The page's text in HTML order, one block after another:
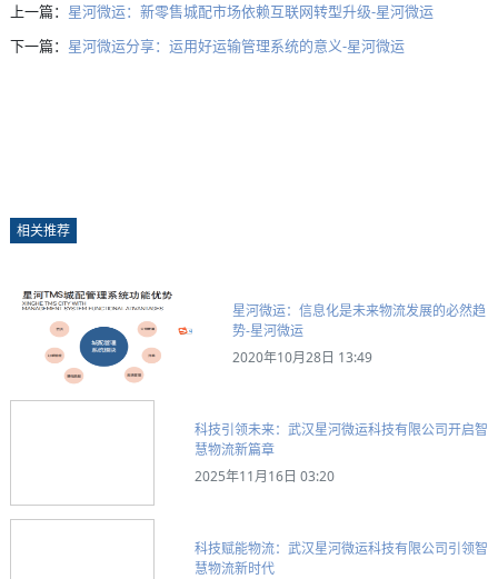
上一篇： 星河微运：新零售城配市场依赖互联网转型升级-星河微运
下一篇： 星河微运分享：运用好运输管理系统的意义-星河微运
相关推荐
星河微运：信息化是未来物流发展的必然趋
势-星河微运
2020年10月28日 13:49
科技引领未来：武汉星河微运科技有限公司开启智
慧物流新篇章
2025年11月16日 03:20
科技赋能物流：武汉星河微运科技有限公司引领智
慧物流新时代